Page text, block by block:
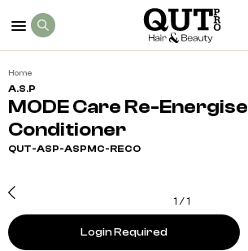
Home
A.S.P
MODE Care Re-Energise
Conditioner
QUT-ASP-ASPMC-RECO
1 /1
Login Required